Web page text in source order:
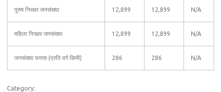
पुरुष निरक्षर जनसंख्या 12,899 12,899 N/A
महिला निरक्षर जनसंख्या 12,899 12,899 N/A
जनसंख्या घनत्व (प्रति वर्ग किमी) 286 286 N/A
Category: